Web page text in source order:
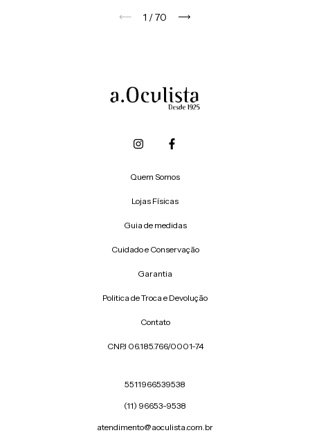
1 /70
Quem Somos
Lojas Físicas
Guia de medidas
Cuidado e Conservação
Garantia
Politica de Troca e Devolução
Contato
CNPJ 06.185.766/0001-74
5511966539538
(11) 96653-9538
atendimento@aoculista.com.br